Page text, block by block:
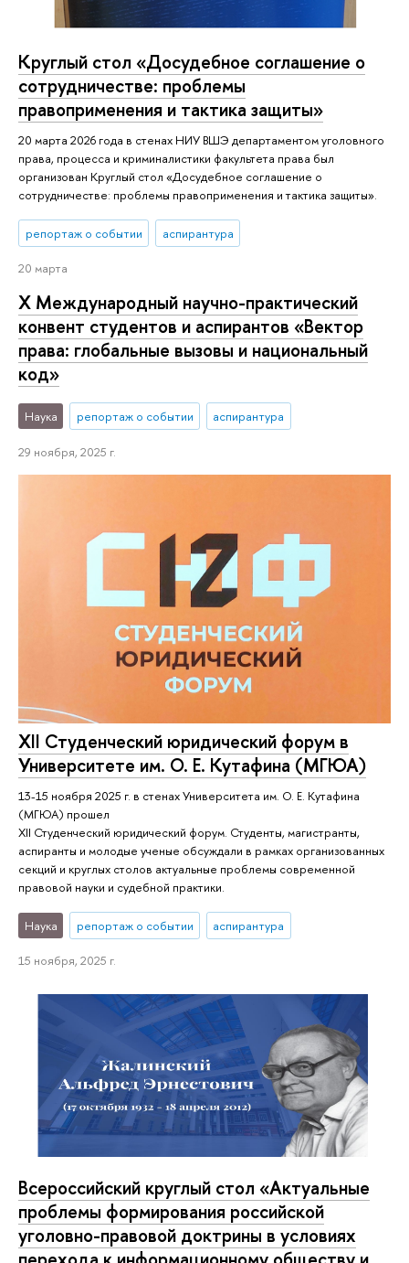
Круглый стол «Досудебное соглашение о
сотрудничестве: проблемы
правоприменения и тактика защиты»
20 марта 2026 года в стенах НИУ ВШЭ департаментом уголовного
права, процесса и криминалистики факультета права был
организован Круглый стол «Досудебное соглашение о
сотрудничестве: проблемы правоприменения и тактика защиты».
репортаж о событии аспирантура
20 марта
Х Международный научно-практический
конвент студентов и аспирантов «Вектор
права: глобальные вызовы и национальный
код»
Наука репортаж о событии аспирантура
29 ноября, 2025 г.
XII Студенческий юридический форум в
Университете им. О. Е. Кутафина (МГЮА)
13-15 ноября 2025 г. в стенах Университета им. О. Е. Кутафина
(МГЮА) прошел
XII Студенческий юридический форум. Студенты, магистранты,
аспиранты и молодые ученые обсуждали в рамках организованных
секций и круглых столов актуальные проблемы современной
правовой науки и судебной практики.
Наука репортаж о событии аспирантура
15 ноября, 2025 г.
Всероссийский круглый стол «Актуальные
проблемы формирования российской
уголовно-правовой доктрины в условиях